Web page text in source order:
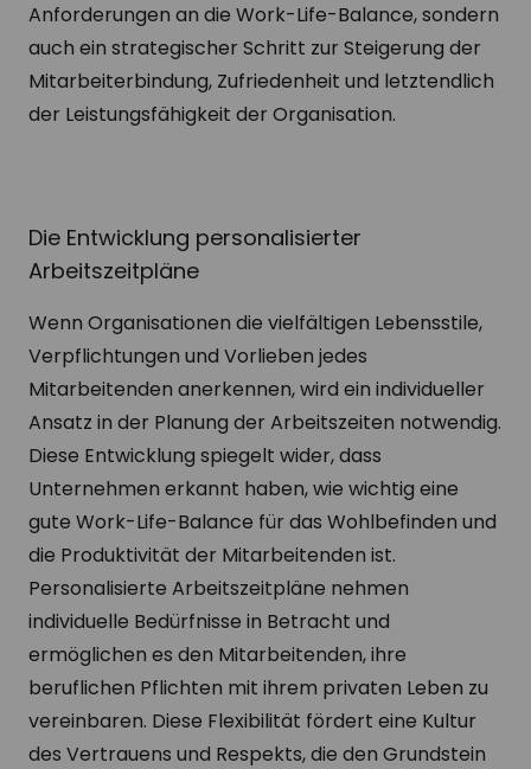
Anforderungen an die Work-Life-Balance, sondern
auch ein strategischer Schritt zur Steigerung der
Mitarbeiterbindung, Zufriedenheit und letztendlich
der Leistungsfähigkeit der Organisation.
Die Entwicklung personalisierter
Arbeitszeitpläne
Wenn Organisationen die vielfältigen Lebensstile,
Verpflichtungen und Vorlieben jedes
Mitarbeitenden anerkennen, wird ein individueller
Ansatz in der Planung der Arbeitszeiten notwendig.
Diese Entwicklung spiegelt wider, dass
Unternehmen erkannt haben, wie wichtig eine
gute Work-Life-Balance für das Wohlbefinden und
die Produktivität der Mitarbeitenden ist.
Personalisierte Arbeitszeitpläne nehmen
individuelle Bedürfnisse in Betracht und
ermöglichen es den Mitarbeitenden, ihre
beruflichen Pflichten mit ihrem privaten Leben zu
vereinbaren. Diese Flexibilität fördert eine Kultur
des Vertrauens und Respekts, die den Grundstein